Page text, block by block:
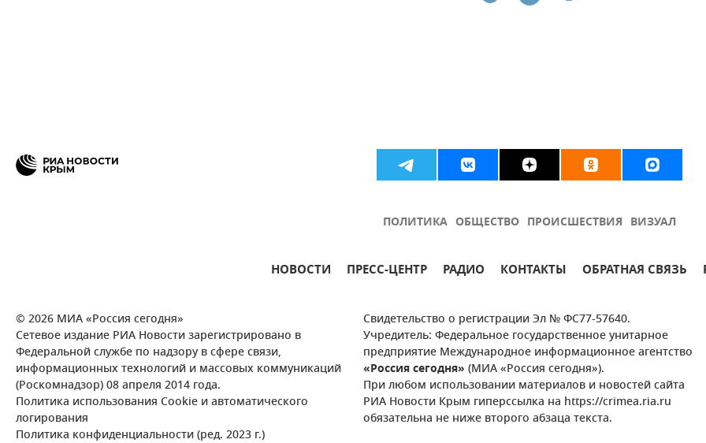
ПОЛИТИКА ОБЩЕСТВО ПРОИСШЕСТВИЯ ВИЗУАЛ
НОВОСТИ ПРЕСС-ЦЕНТР РАДИО КОНТАКТЫ ОБРАТНАЯ СВЯЗЬ
© 2026 МИА «Россия сегодня»
Сетевое издание РИА Новости зарегистрировано в
Федеральной службе по надзору в сфере связи,
информационных технологий и массовых коммуникаций
(Роскомнадзор) 08 апреля 2014 года.
Политика использования Cookie и автоматического
логирования
Политика конфиденциальности (ред. 2023 г.)
Свидетельство о регистрации Эл № ФС77-57640.
Учредитель: Федеральное государственное унитарное
предприятие Международное информационное агентство
«Россия сегодня» (МИА «Россия сегодня»).
При любом использовании материалов и новостей сайта
РИА Новости Крым гиперссылка на https://crimea.ria.ru
обязательна не ниже второго абзаца текста.